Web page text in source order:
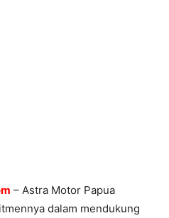
– Astra Motor Papua
dalam mendukung